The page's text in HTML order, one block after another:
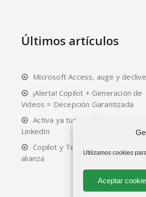
Utilizamos cookies
Aceptar
Últimos artículos
Microsoft Access, auge y declive
¡Alerta! Copilot + Generación de
Videos = Decepción Garantizada
Activa ya tus servicios en
LinkedIn
Copilot y Teams, una buena
alianza